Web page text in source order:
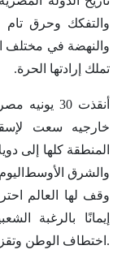
والتفكك وحرق تام
والنهضة في مختلف
تملك إرادتها الحرة.
أنقذت 30
خارجيه سعت
المنطقة كلها إلى
وقف لها العالم
إيمانًا بالرغبة